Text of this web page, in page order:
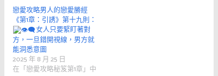
戀愛攻略男人的戀愛勝經
《第1章：引誘》第十九則：
女人只要緊盯著對
方，一旦錯開視線，男方就
能洞悉意圖
2025 年 8 月 25 日
在「戀愛攻略秘笈第1章」中